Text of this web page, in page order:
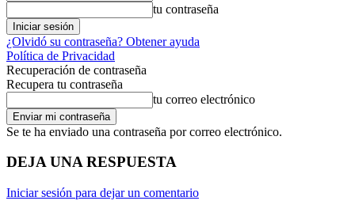
tu contraseña
¿Olvidó su contraseña? Obtener ayuda
Política de Privacidad
Recuperación de contraseña
Recupera tu contraseña
tu correo electrónico
Se te ha enviado una contraseña por correo electrónico.
DEJA UNA RESPUESTA
Iniciar sesión para dejar un comentario